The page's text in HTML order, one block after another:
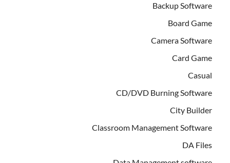
Backup Software
Board Game
Camera Software
Card Game
Casual
CD/DVD Burning Software
City Builder
Classroom Management Software
DA Files